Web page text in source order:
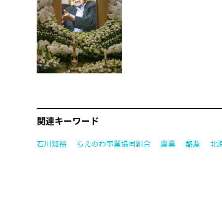
関連キーワード
石川知裕 ちえのわ事業協同組合 農業 酪農 北